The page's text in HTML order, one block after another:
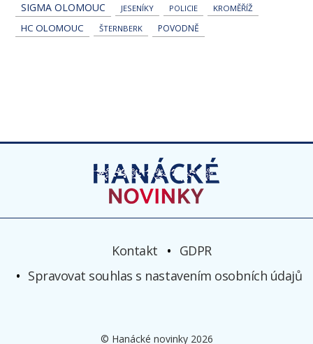
SIGMA OLOMOUC JESENÍKY POLICIE KROMĚŘÍŽ
HC OLOMOUC ŠTERNBERK POVODNĚ
Kontakt
GDPR
Spravovat souhlas s nastavením osobních údajů
© Hanácké novinky 2026